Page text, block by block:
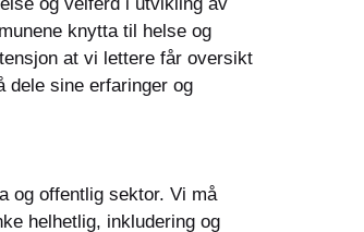
og velferd i utvikling av
knytta til helse og
at vi lettere får oversikt
dele sine erfaringer og
og offentlig sektor. Vi må
helhetlig, inkludering og